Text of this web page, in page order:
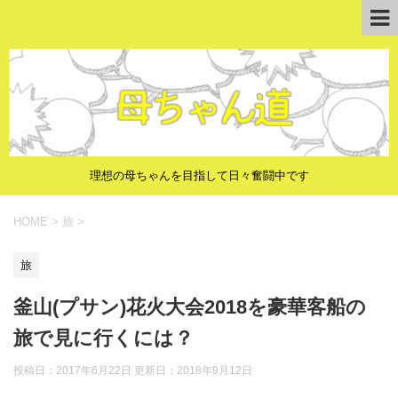
理想の母ちゃんを目指して日々奮闘中です
HOME > 旅 >
旅
釜山(プサン)花火大会2018を豪華客船の
旅で見に行くには？
投稿日：2017年6月22日 更新日： 2018年9月12日